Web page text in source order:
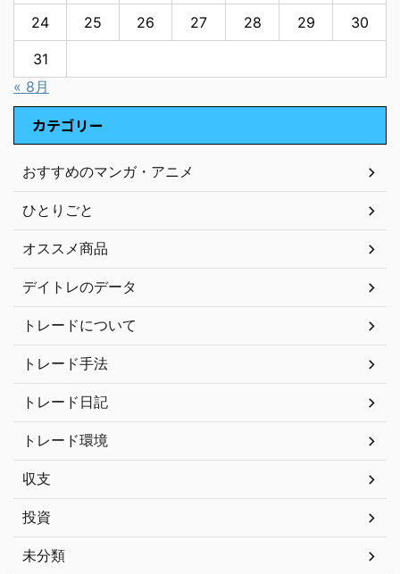
24 25 26 27 28 29 30
31
« 8月
カテゴリー
おすすめのマンガ・アニメ
ひとりごと
オススメ商品
デイトレのデータ
トレードについて
トレード手法
トレード日記
トレード環境
収支
投資
未分類